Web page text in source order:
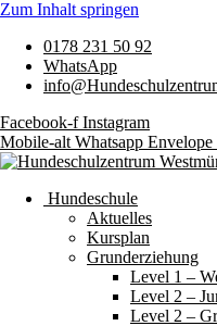
Zum Inhalt springen
0178 231 50 92
WhatsApp
Facebook-f Instagram
Mobile-alt Whatsapp Envelope
Hundeschule
Aktuelles
Kursplan
Grunderziehung
Level 1 –
Level 2 –
Level 2 –